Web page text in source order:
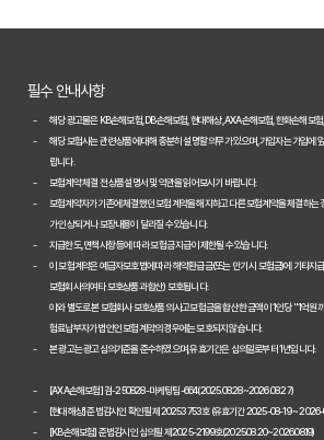
놓치면 손해! 2026년 자동차보험 비교, 이
2026년 자동차보험 현명하게 비교하는
2026년 자동차보험 현명하게 비교하는 3
자동차보험료 100만원 절약, 숨겨진 꿀팁
자동차보험, 다이렉트로 저렴하게 가입하
내 차에 딱 맞는 자동차보험, 비교하고 고
2026 자동차보험 다이렉트 비교견적: 숨
필수 안내사항
해당 광고물은 KB손해보험, DB손해보험, 현대해상, AXA손해보험, 한화손해보
해당 보험사는 관련 상품에 대해 충분히 설명할 의무가 있으며, 가입자는 가입에
랍니다.
보험계약 체결 전 상품설명서 및 약관을 읽어보시기 바랍니다.
보험계약자가 기존에 체결했던 보험계약을 해지하고 다른 보험계약을 체결하는
가 인상되거나 보장내용이 달라질 수 있습니다.
지급한도, 면책사항 등에 따라 보험금 지급이 제한될 수 있습니다.
이 보험계약은 예금자보호법에 따라 해약환급금(또는 만기 시 보험금)에 기타지
보험회사의 여타 보호상품과 합산) 보호됩니다.
이와 별도로 본 보험회사 보호상품의 사고보험금을 합산한 금액이 1인당 "1억원
험료납부자가 법인인 보험계약의 경우에는 보호되지 않습니다.
본 광고는 광고심의기준을 준수하였으며, 유효기간은 심의일로부터 1년입니다.
[AXA손해보험] 검-250828-마케팅팀-664(2025.08.28~2026.08.27)
[현대해상] 준법감시인 확인필 제20253753호 (유효기간 2025-08-19 ~
[KB손해보험] 준법감시인 심의필 제2025-2199호(2025.08.20~2026.08.19)